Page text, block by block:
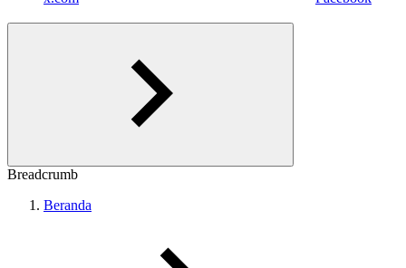
Breadcrumb
Beranda